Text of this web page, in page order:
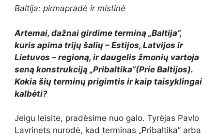
Baltija: pirmapradė ir mistinė
Artemai, dažnai girdime terminą „Baltija”,
kuris apima trijų šalių – Estijos, Latvijos ir
Lietuvos – regioną, ir daugelis žmonių vartoja
seną konstrukciją „Pribaltika”(Prie Baltijos).
Kokia šių terminų prigimtis ir kaip taisyklingai
kalbėti?
Jeigu leisite, pradėsime nuo galo. Tyrėjas Pavlo
Lavrinets nurodė, kad terminas „Pribaltika” arba